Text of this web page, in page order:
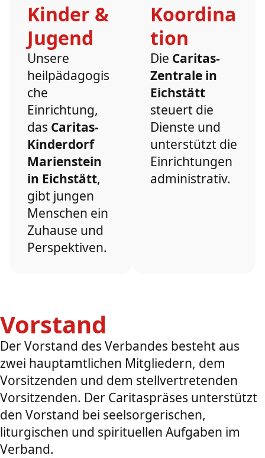
Kinder &
Jugend
Unsere
heilpädagogis
che
Einrichtung,
das Caritas-
Kinderdorf
Marienstein
in Eichstätt,
gibt jungen
Menschen ein
Zuhause und
Perspektiven.
Koordina
tion
Die Caritas-
Zentrale in
Eichstätt
steuert die
Dienste und
unterstützt die
Einrichtungen
administrativ.
Vorstand
Der Vorstand des Verbandes besteht aus
zwei hauptamtlichen Mitgliedern, dem
Vorsitzenden und dem stellvertretenden
Vorsitzenden. Der Caritaspräses unterstützt
den Vorstand bei seelsorgerischen,
liturgischen und spirituellen Aufgaben im
Verband.